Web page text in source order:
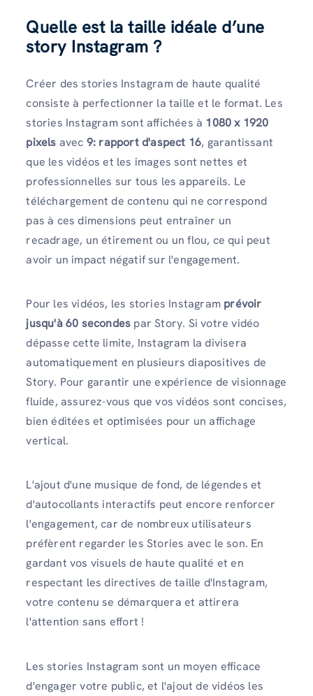
Quelle est la taille idéale d’une
story Instagram ?
Créer des stories Instagram de haute qualité
consiste à perfectionner la taille et le format. Les
stories Instagram sont affichées à 1080 x 1920
pixels avec 9: rapport d'aspect 16, garantissant
que les vidéos et les images sont nettes et
professionnelles sur tous les appareils. Le
téléchargement de contenu qui ne correspond
pas à ces dimensions peut entraîner un
recadrage, un étirement ou un flou, ce qui peut
avoir un impact négatif sur l'engagement.
Pour les vidéos, les stories Instagram prévoir
jusqu'à 60 secondes par Story. Si votre vidéo
dépasse cette limite, Instagram la divisera
automatiquement en plusieurs diapositives de
Story. Pour garantir une expérience de visionnage
fluide, assurez-vous que vos vidéos sont concises,
bien éditées et optimisées pour un affichage
vertical.
L'ajout d'une musique de fond, de légendes et
d'autocollants interactifs peut encore renforcer
l'engagement, car de nombreux utilisateurs
préfèrent regarder les Stories avec le son. En
gardant vos visuels de haute qualité et en
respectant les directives de taille d'Instagram,
votre contenu se démarquera et attirera
l'attention sans effort !
Les stories Instagram sont un moyen efficace
d'engager votre public, et l'ajout de vidéos les